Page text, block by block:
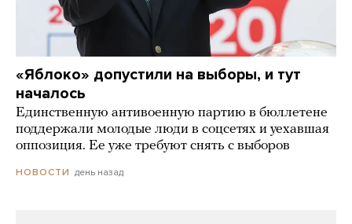
«Яблоко» допустили на выборы, и тут
началось
Единственную антивоенную партию в бюллетене
поддержали молодые люди в соцсетях и уехавшая
оппозиция. Ее уже требуют снять с выборов
НОВОСТИ день назад